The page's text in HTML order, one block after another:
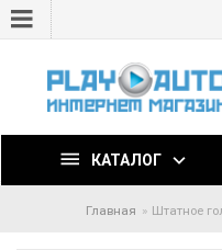
КАТАЛОГ
Главная Штатное